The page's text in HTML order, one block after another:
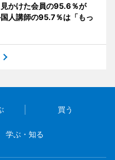
かけた会員の95.6％が
人講師の95.7％は「もっ
買う
学ぶ・知る